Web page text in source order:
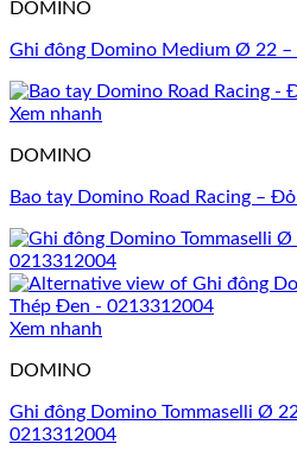
DOMINO
Ghi đông Domino Medium Ø 22
Xem nhanh
DOMINO
Bao tay Domino Road Racing –
Xem nhanh
DOMINO
Ghi đông Domino Tommaselli Ø
0213312004